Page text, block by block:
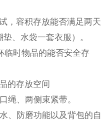
容积存放能否满足两天
、水袋一套衣服）。
时物品的能否安全存
的存放空间
绳、两侧束紧带。
、防磨功能以及背包的自